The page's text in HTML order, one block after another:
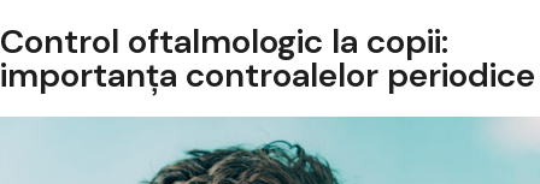
Control oftalmologic la copii:
importanța controalelor periodice